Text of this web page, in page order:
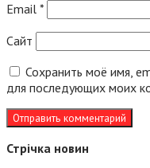
Email *
Сайт
Сохранить моё имя,
для последующих моих
Стрічка новин